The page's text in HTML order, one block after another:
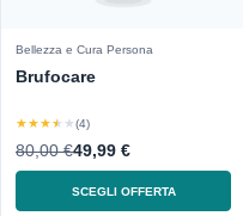
Bellezza e Cura Persona
Brufocare
★★★★★(4)
80,00 €49,99 €
SCEGLI OFFERTA